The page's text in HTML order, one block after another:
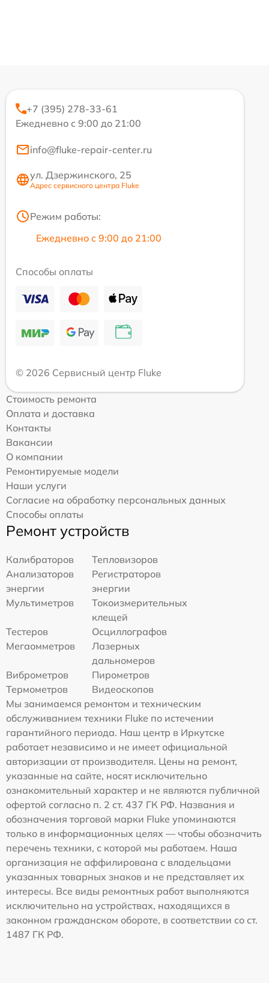
+7 (395) 278-33-61
Ежедневно с 9:00 до 21:00
info@fluke-repair-center.ru
ул. Дзержинского, 25
Адрес сервисного центра Fluke
Режим работы:
Ежедневно с 9:00 до 21:00
Способы оплаты
© 2026 Сервисный центр Fluke
Стоимость ремонта
Оплата и доставка
Контакты
Вакансии
О компании
Ремонтируемые модели
Наши услуги
Согласие на обработку персональных данных
Способы оплаты
Ремонт устройств
Калибраторов
Тепловизоров
Анализаторов
энергии
Регистраторов
энергии
Мультиметров
Токоизмерительных
клещей
Тестеров
Осциллографов
Мегаомметров
Лазерных
дальномеров
Виброметров
Пирометров
Термометров
Видеоскопов
Мы занимаемся ремонтом и техническим
обслуживанием техники Fluke по истечении
гарантийного периода. Наш центр в Иркутске
работает независимо и не имеет официальной
авторизации от производителя. Цены на ремонт,
указанные на сайте, носят исключительно
ознакомительный характер и не являются публичной
офертой согласно п. 2 ст. 437 ГК РФ. Названия и
обозначения торговой марки Fluke упоминаются
только в информационных целях — чтобы обозначить
перечень техники, с которой мы работаем. Наша
организация не аффилирована с владельцами
указанных товарных знаков и не представляет их
интересы. Все виды ремонтных работ выполняются
исключительно на устройствах, находящихся в
законном гражданском обороте, в соответствии со ст.
1487 ГК РФ.